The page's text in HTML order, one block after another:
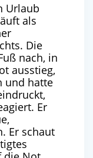
Urlaub
als
Die
nach, in
ausstieg,
und hatte
Er
Er schaut